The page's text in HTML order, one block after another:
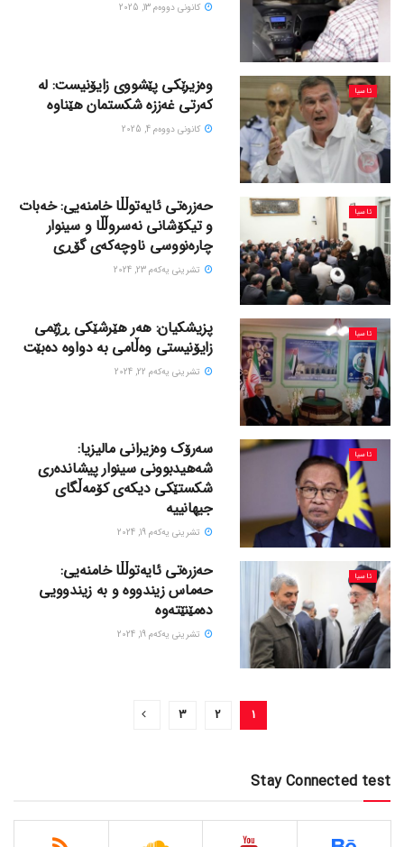
كانونی دووه‌م 13, 2025
ئاسیا
وەزیرێکی پێشووی زایۆنیست: لە
کەرتی غەززە شکستمان هێناوە
كانونی دووه‌م 4, 2025
ئاسیا
حەزرەتی ئایەتوڵڵا خامنەیی: خەبات
و تیکۆشانی نەسروڵڵا و سینوار
چارەنووسی ناوچەکەی گۆڕی
تشرینی یه‌كه‌م 23, 2024
ئاسیا
پزیشکیان: هەر هێرشێکی ڕژێمی
زایۆنیستی وەڵامی بە دواوە دەبێت
تشرینی یه‌كه‌م 22, 2024
ئاسیا
سەرۆک وەزیرانی مالیزیا:
شەهیدبوونی سینوار پیشاندەری
شکستێکی دیکەی کۆمەڵگای
جیهانییە
تشرینی یه‌كه‌م 19, 2024
ئاسیا
حەزرەتی ئایەتوڵڵا خامنەیی:
حەماس زیندووە و بە زیندوویی
دەمێنێتەوە
تشرینی یه‌كه‌م 19, 2024
1
2
3
Stay Connected test